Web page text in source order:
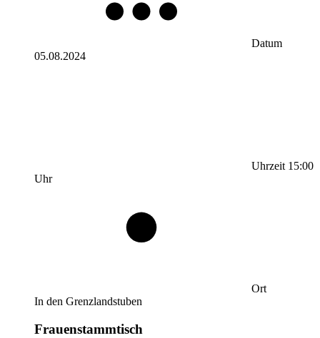
Datum
05.08.2024
Uhrzeit 15:00
Uhr
Ort
In den Grenzlandstuben
Frauenstammtisch